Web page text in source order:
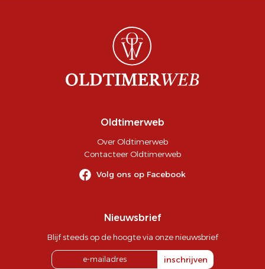
Oldtimerweb
Over Oldtimerweb
Contacteer Oldtimerweb
Volg ons op Facebook
Nieuwsbrief
Blijf steeds op de hoogte via onze nieuwsbrief
inschrijven